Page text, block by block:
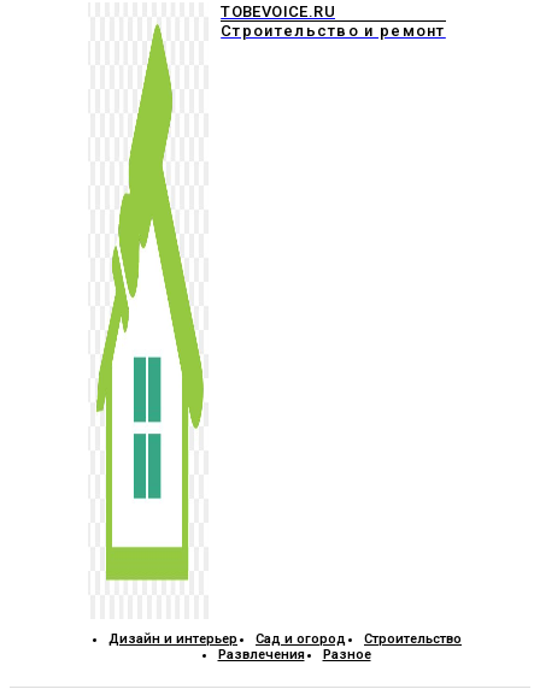
TOBEVOICE.RU
Строительство и ремонт
Дизайн и интерьер Сад и огород
Строительство
Развлечения
Разное